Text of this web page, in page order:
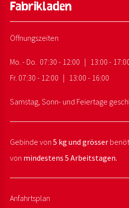
Fabrikladen
Öffnungszeiten
Mo. - Do. 07:30 - 12:00 | 13:00 -
Fr. 07:30 - 12:00 | 13:00 - 16:00
Samstag, Sonn- und Feiertage
Gebinde von 5 kg und grösser
von mindestens 5 Arbeitstagen.
Anfahrtsplan